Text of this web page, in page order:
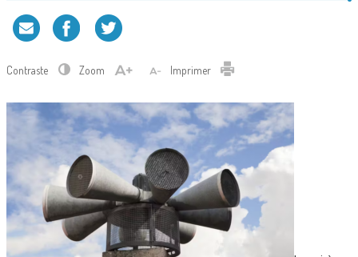
Contraste Zoom Imprimer